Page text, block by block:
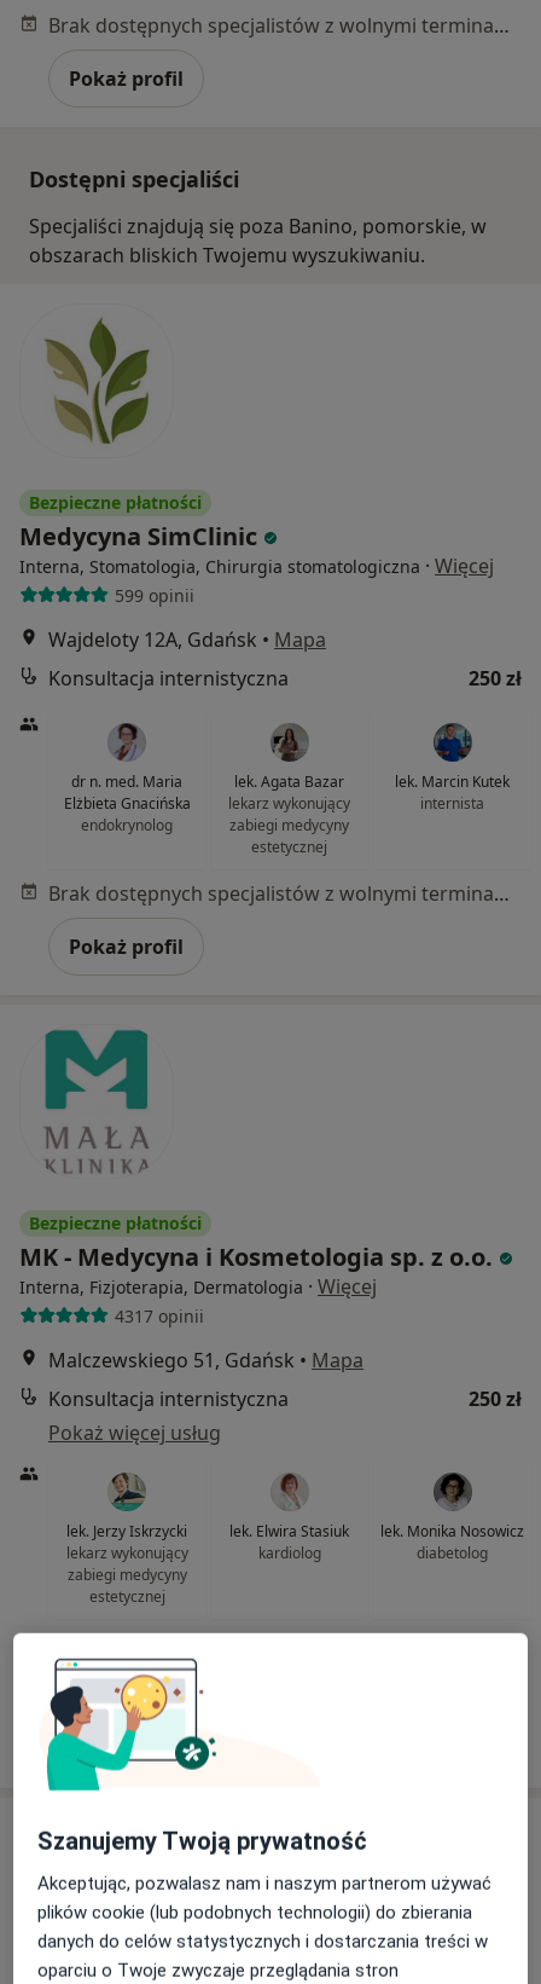
Brak dostępnych specjalistów z wolnymi terminami w tym centrum medycznym.
Pokaż profil
Dostępni specjaliści
Specjaliści znajdują się poza Banino, pomorskie, w
obszarach bliskich Twojemu wyszukiwaniu.
Bezpieczne płatności
Medycyna SimClinic
Interna, Stomatologia, Chirurgia stomatologiczna · Więcej
599 opinii
Wajdeloty 12A, Gdańsk • Mapa
Konsultacja internistyczna
250 zł
dr n. med. Maria
Elżbieta Gnacińska
endokrynolog
lek. Agata Bazar
lekarz wykonujący
zabiegi medycyny
estetycznej
lek. Marcin Kutek
internista
Brak dostępnych specjalistów z wolnymi terminami w tym centrum medycznym.
Pokaż profil
Bezpieczne płatności
MK - Medycyna i Kosmetologia sp. z o.o.
Interna, Fizjoterapia, Dermatologia · Więcej
4317 opinii
Malczewskiego 51, Gdańsk • Mapa
Konsultacja internistyczna
250 zł
Pokaż więcej usług
lek. Jerzy Iskrzycki
lekarz wykonujący
zabiegi medycyny
estetycznej
lek. Elwira Stasiuk
kardiolog
lek. Monika Nosowicz
diabetolog
Pokaż profil
Szanujemy Twoją prywatność
Akceptując, pozwalasz nam i naszym partnerom używać
plików cookie (lub podobnych technologii) do zbierania
danych do celów statystycznych i dostarczania treści w
oparciu o Twoje zwyczaje przeglądania stron